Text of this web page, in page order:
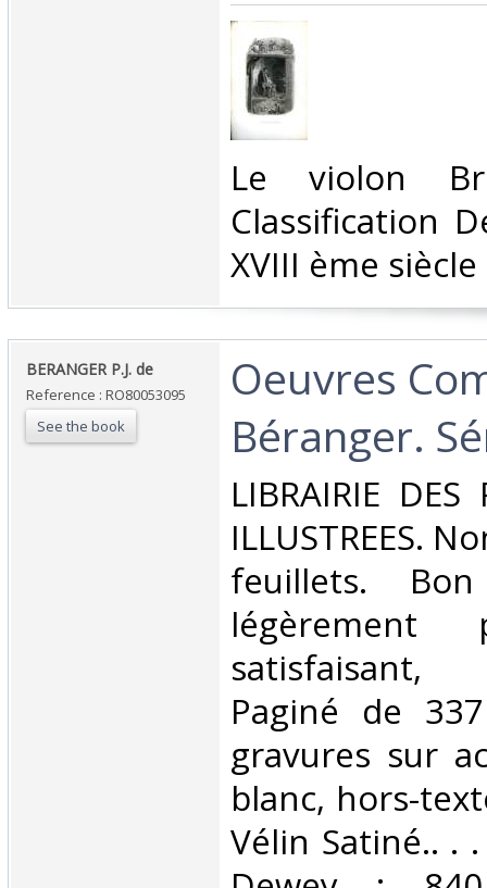
‎Le violon
Classification
XVIII ème siècle‎
‎BERANGER P.J. de‎
Reference : RO80053095
See the book
‎Oeuvres
Béranger.
‎LIBRAIRIE DES
ILLUSTREES.
feuillets.
légèrement
Paginé de
gravures sur
blanc, hors-
Vélin Satiné.. .